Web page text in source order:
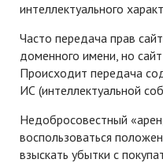
интеллектуального
Часто передача прав
доменного имени, но
Происходит передача
ИС (интеллектуальной
Недобросовестный
воспользоваться
взыскать убытки с